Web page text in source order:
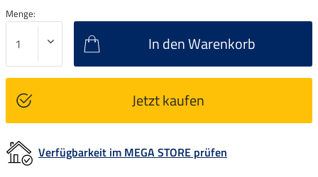
Menge:
In den Warenkorb
Jetzt kaufen
Verfügbarkeit im MEGA STORE prüfen